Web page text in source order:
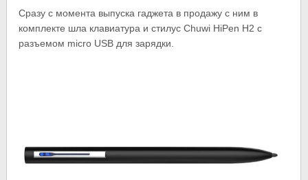
Сразу с момента выпуска гаджета в продажу с ним в
комплекте шла клавиатура и стилус Chuwi HiPen H2 с
разъемом micro USB для зарядки.